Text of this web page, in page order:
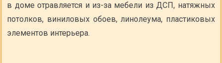
в доме отравляется и из-за мебели из ДСП, натяжных
потолков, виниловых обоев, линолеума, пластиковых
элементов интерьера.